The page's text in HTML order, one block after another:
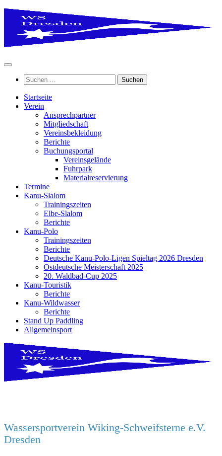
Zum
springen
Suchen
nach:
Startseite
Verein
Ansprechpartner
Mitgliedschaft
Vereinsbekleidung
Berichte
Buchungsportal
Vereinsgelände
Fuhrpark
Materialreservierung
Termine
Kanu-Slalom
Trainingszeiten
Elbe-Slalom
Berichte
Kanu-Polo
Trainingszeiten
Berichte
Deutsche Kanu-Polo-Ligen Spieltag 2026 Dresden
Ostdeutsche Meisterschaft 2025
20. Waldbad-Cup 2025
Kanu-Touristik
Berichte
Kanu-Wildwasser
Berichte
Stand Up Paddling
Allgemeinsport
Wassersportverein Wiking-Schweifsterne e.V.
Dresden